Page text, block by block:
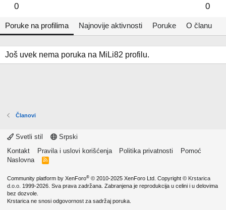
0 0
Poruke na profilima Najnovije aktivnosti Poruke O članu
Još uvek nema poruka na MiLi82 profilu.
Članovi
Svetli stil
Srpski
Kontakt
Pravila i uslovi korišćenja Politika privatnosti
Pomoć
Naslovna
R
Community platform by XenForo® © 2010-2025 XenForo Ltd. Copyright © Krstarica
d.o.o. 1999-2026. Sva prava zadržana. Zabranjena je reprodukcija u celini i u delovima
bez dozvole.
Krstarica ne snosi odgovornost za sadržaj poruka.